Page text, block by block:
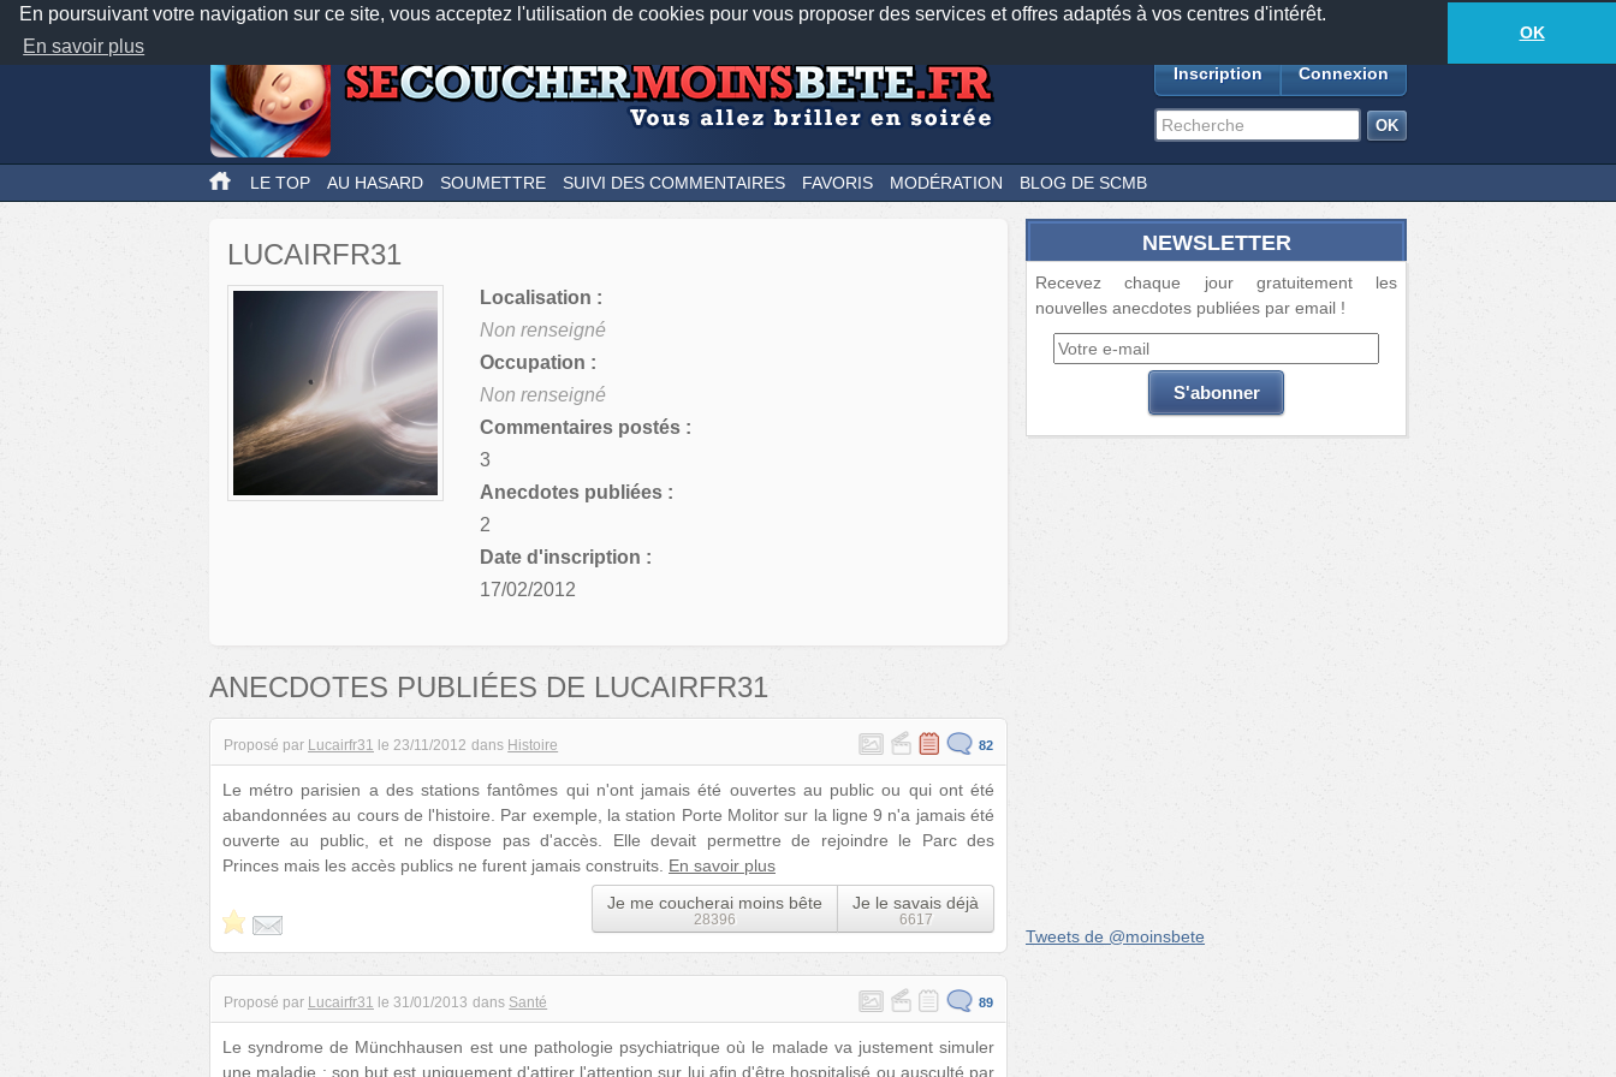
En poursuivant votre navigation sur ce site, vous acceptez l'utilisation de cookies pour vous proposer des services et offres adaptés à vos centres d'intérêt.
En savoir plus
OK
Nos applications mobiles Newsletter Facebook
TwitterFeeds18877anecdotes-359lecteurs connectés
Inscription Connexion
LE TOP AU HASARD SOUMETTRE SUIVI DES COMMENTAIRES FAVORIS MODÉRATION BLOG DE SCMB
LUCAIRFR31
Localisation :
Non renseigné
Occupation :
Non renseigné
Commentaires postés :
3
Anecdotes publiées :
2
Date d'inscription :
17/02/2012
ANECDOTES PUBLIÉES DE LUCAIRFR31
Proposé par Lucairfr31 le 23/11/2012 dans Histoire 82
Le métro parisien a des stations fantômes qui n'ont jamais été ouvertes au public ou qui ont été
abandonnées au cours de l'histoire. Par exemple, la station Porte Molitor sur la ligne 9 n'a jamais été
ouverte au public, et ne dispose pas d'accès. Elle devait permettre de rejoindre le Parc des
Princes mais les accès publics ne furent jamais construits. En savoir plus
Je me coucherai moins bête
28396
Je le savais déjà
6617
Proposé par Lucairfr31 le 31/01/2013 dans Santé 89
Le syndrome de Münchhausen est une pathologie psychiatrique où le malade va justement simuler
une maladie : son but est uniquement d'attirer l'attention sur lui afin d'être hospitalisé ou ausculté par
NEWSLETTER
Recevez chaque jour gratuitement les
nouvelles anecdotes publiées par email !
Tweets de @moinsbete